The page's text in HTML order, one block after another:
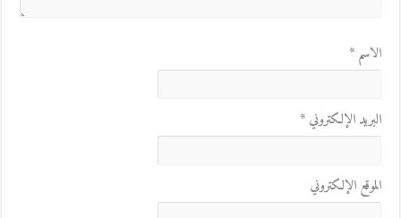
الاسم*
البريد الإلكتروني*
الموقع الإلكتروني